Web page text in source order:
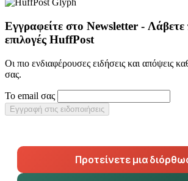
Εγγραφείτε στο Newsletter - Λάβετε
επιλογές HuffPost
Οι πιο ενδιαφέρουσες ειδήσεις και απόψεις
σας.
Το email σας
Εγγραφή στις ειδοποιήσεις
Προτείνετε μια